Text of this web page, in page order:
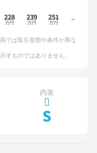
228 239 251
では取引形態や条件が異な
すものではありません。
内装
S